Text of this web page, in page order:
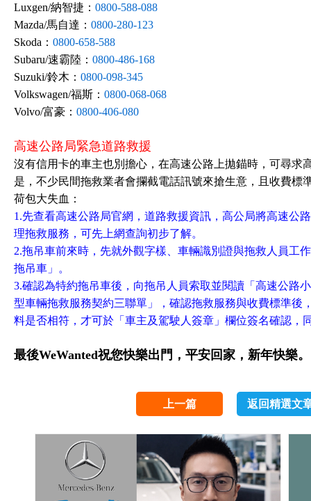
Luxgen/納智捷： 0800-588-088
Mazda/馬自達： 0800-280-123
Skoda： 0800-658-588
Subaru/速霸陸： 0800-486-168
Suzuki/鈴木： 0800-098-345
Volkswagen/福斯： 0800-068-068
Volvo/富豪： 0800-406-080
高速公路局緊急道路救援
沒有信用卡的車主也別擔心，在高速公路上拋錨時，可尋求
是，不少民間拖救業者會攔截電話訊號來搶生意，且收費標
荷包大失血：
1.先查看高速公路局官網，道路救援資訊，高公局將高速公
理拖救服務，可先上網查詢初步了解。
2.拖吊車前來時，先就外觀字樣、車輛識別證與拖救人員工
拖吊車」。
3.確認為特約拖吊車後，向拖吊人員索取並閱讀「高速公路
型車輛拖救服務契約三聯單」，確認拖救服務與收費標準後
料是否相符，才可於「車主及駕駛人簽章」欄位簽名確認，
最後WeWanted祝您快樂出門，平安回家，新年快樂。
上一篇 返回精選文